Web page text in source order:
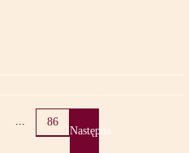
... 86
Następna